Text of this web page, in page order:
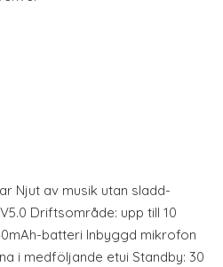
Njut av musik utan sladd-
Driftsområde: upp till 10
batteri Inbyggd mikrofon
i medföljande etui Standby: 30